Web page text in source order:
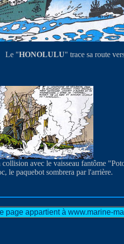
Le "HONOLULU" trace sa route
avec le vaisseau fantôme
le paquebot sombrera par l'arrière.
page appartient à www.marine-